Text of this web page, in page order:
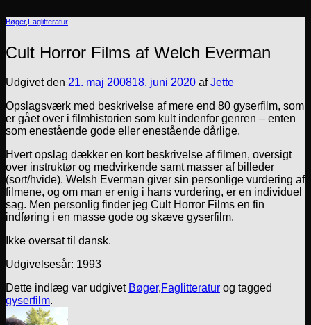
Bøger, Faglitteratur
Cult Horror Films af Welch Everman
Udgivet den 21. maj 200818. juni 2020 afJette
Opslagsværk med beskrivelse af mere end 80 gyserfilm, som
er gået over i filmhistorien som kult indenfor genren – enten
som enestående gode eller enestående dårlige.
Hvert opslag dækker en kort beskrivelse af filmen, oversigt
over instruktør og medvirkende samt masser af billeder
(sort/hvide). Welsh Everman giver sin personlige vurdering af
filmene, og om man er enig i hans vurdering, er en individuel
sag. Men personlig finder jeg Cult Horror Films en fin
indføring i en masse gode og skæve gyserfilm.
Ikke oversat til dansk.
Udgivelsesår: 1993
Dette indlæg var udgivet Bøger,Faglitteratur og tagged
gyserfilm.